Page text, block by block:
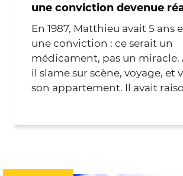
une conviction devenue
En 1987, Matthieu avait 5 ans
une conviction : ce serait un
médicament, pas un miracle.
il slame sur scène, voyage, et
son appartement. Il avait